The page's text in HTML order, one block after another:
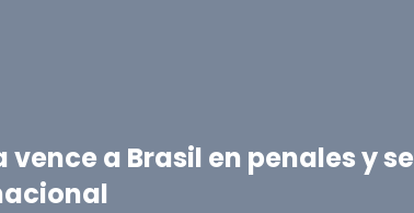
vence a Brasil en penales y se